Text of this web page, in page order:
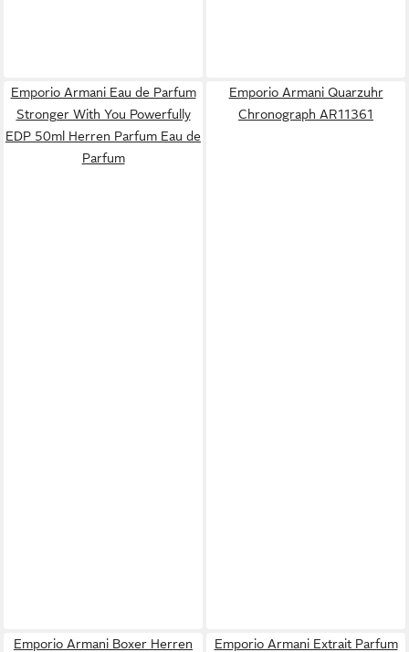
Emporio Armani Eau de Parfum
Stronger With You Powerfully
EDP 50ml Herren Parfum Eau de
Parfum
Emporio Armani Quarzuhr
Chronograph AR11361
Emporio Armani Boxer Herren
Emporio Armani Extrait Parfum